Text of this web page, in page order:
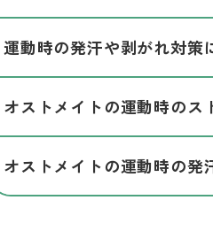
運動時の発汗や剥がれ対策
オストメイトの運動時のス
オストメイトの運動時の発